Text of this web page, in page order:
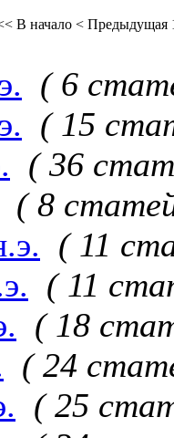
В начало < Предыдущая
( 6
( 15
( 36
( 8
( 11
( 11
( 18
( 24
( 25